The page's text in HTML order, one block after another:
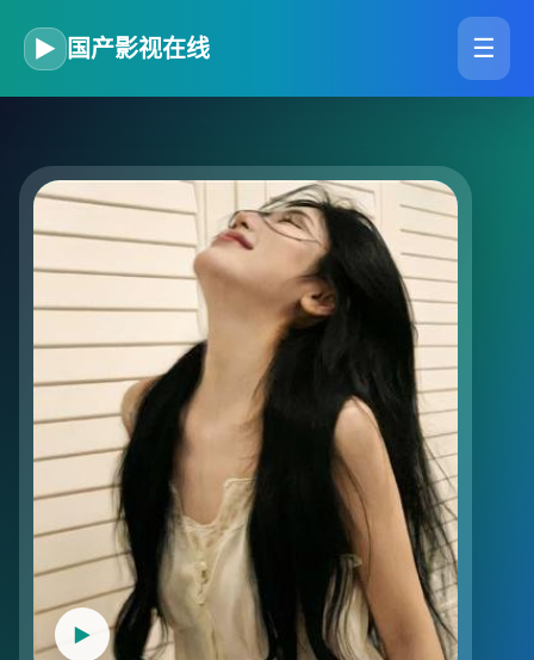
▶ 国产影视在线 ☰